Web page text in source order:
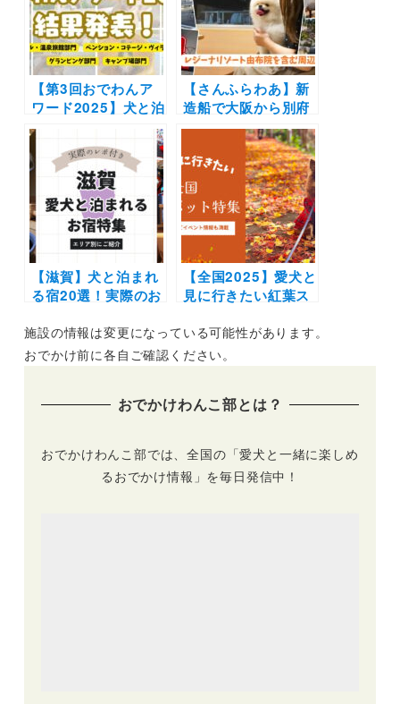
【第3回おでわんア
ワード2025】犬と泊
まれる人気の宿ラン
キング結果発表（4
部門別）〜飼い主さ
んからの推薦コメン
トも〜
【さんふらわあ】新
造船で大阪から別府
へ！ウィズペットル
ーム体験レポート |
レジーナリゾート由
布院に泊まるモデル
コース
【滋賀】犬と泊まれ
る宿20選！実際のお
ミ付き | 人気の温泉
宿からホテル・コテ
【全国2025】愛犬と
見に行きたい紅葉ス
アップなどのイベン
ト情報も | ドッグラ
ど非日常スポット満
施設の情報は変更になっている可能性があります。
おでかけ前に各自ご確認ください。
おでかけわんこ部とは？
おでかけわんこ部では、全国の「愛犬と一緒に楽しめ
るおでかけ情報」を毎日発信中！